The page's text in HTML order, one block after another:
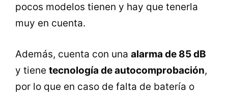
pocos modelos tienen y hay que tenerla
muy en cuenta.
Además, cuenta con una alarma de 85 dB
y tiene tecnología de autocomprobación,
por lo que en caso de falta de batería o